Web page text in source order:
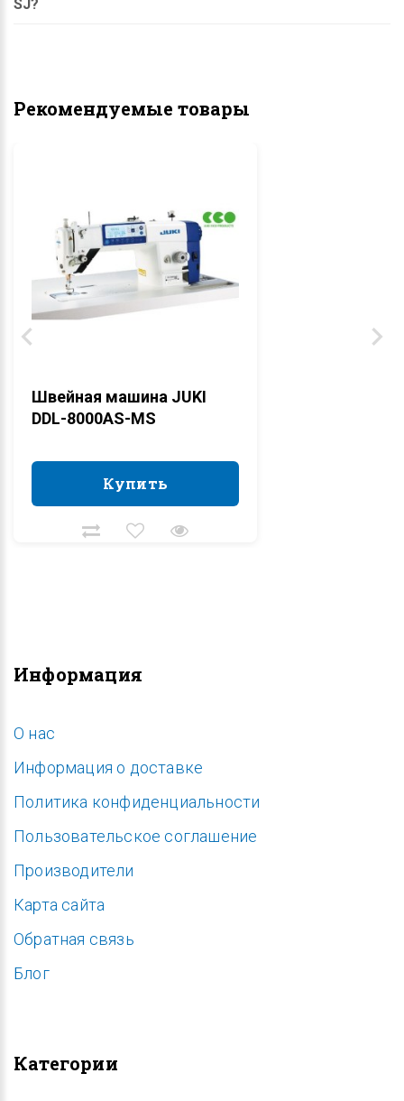
SJ?
Рекомендуемые товары
Швейная машина JUKI
DDL-8000AS-MS
Купить
Купить
Информация
O нас
Информация о доставке
Политика конфиденциальности
Пользовательское соглашение
Производители
Карта сайта
Обратная связь
Блог
Категории